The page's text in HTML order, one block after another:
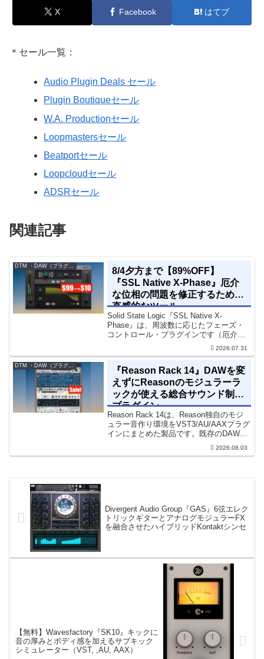
X Facebook はてブ
＊セール一覧：
Audio Plugin Deals セール
Plugin Boutiqueセール
W.A. Productionセール
Loopmastersセール
Beatportセール
Loopcloudセール
ADSRセール
関連記事
DTM ・DAW（プラグイン、シンセなど）のセール情報
8/4夕方まで【89%OFF】
『SSL Native X-Phase』厄介
な位相の問題を修正するための
直感的なツール
Solid State Logic『SSL Native X-
Phase』は、周波数に応じたフェーズ・
コントロール・プラグインです（厄介な
位相の問題を修正するための直感的なツ
2026.07.31
『Reason Rack 14』DAWを変
えずにReasonのモジュラーラ
ックが使える総合サウンド制作
プラグイン
Reason Rack 14は、Reason独自のモジ
ュラー音作り環境をVST3/AU/AAXプラグ
インにまとめた製品です。既存のDAWを
乗り換えることなく、68種類のシンセや
エフェクト、CV配線をそのままトラック
2026.08.03
Divergent Audio Group『GAS』6弦エレク
トリックギターとアナログモジュラーFX
を融合させたハイブリッドKontaktシンセ
【無料】Wavesfactory『SK10』キックに
音の厚みとボディ感を加えるサブキック
シミュレーター（VST, ,AU, AAX）